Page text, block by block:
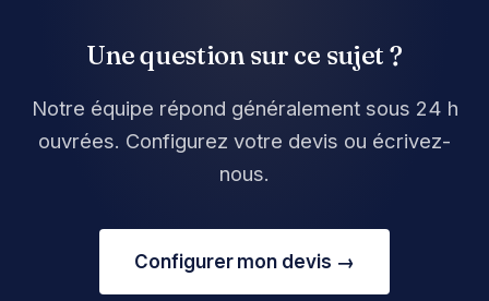
Une question sur ce sujet ?
Notre équipe répond généralement sous 24 h
ouvrées. Configurez votre devis ou écrivez-
nous.
Configurer mon devis →